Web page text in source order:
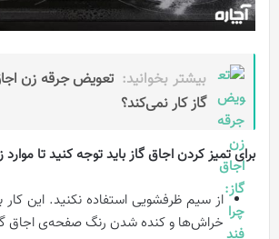
بیشتر بخوانید: تعویض جرقه زن
گاز کار نمی‌کند؟
برای تميز کردن اجاق‌ گاز باید توجه کنید تا موارد
از سیم ظرفشویی استفاده نکنید. این
خراش‌ها و کنده شدن رنگ صفحه‌ی اجاق‌